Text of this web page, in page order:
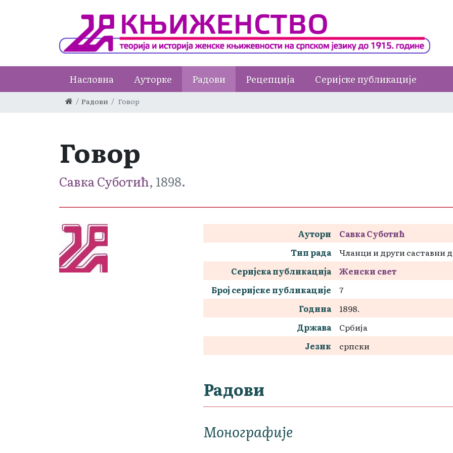
Насловна Ауторке Радови Рецепција Серијске публикације
Радови Говор
Говор
Савка Суботић, 1898.
Аутори
Савка Суботић
Тип рада
Чланци и други саставни
Серијска публикација
Женски свет
Број серијске публикације
7
Година
1898.
Држава
Србија
Језик
српски
Радови
Монографије